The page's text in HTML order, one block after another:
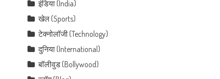
इंडिया (India)
खेल (Sports)
टेक्नोलॉजी (Technology)
दुनिया (International)
बॉलीवुड (Bollywood)